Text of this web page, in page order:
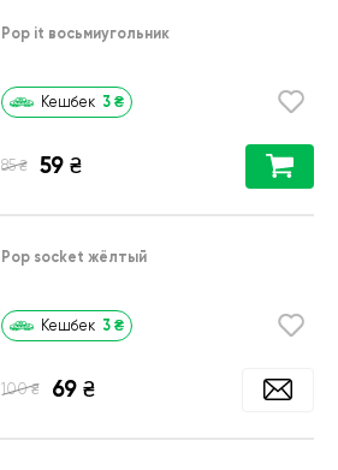
Pop it восьмиугольник
Кешбек 3 ₴
85 ₴ 59 ₴
Pop socket жёлтый
Кешбек 3 ₴
100 ₴ 69 ₴